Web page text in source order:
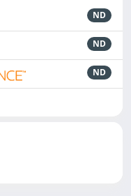
ND
ND
ND